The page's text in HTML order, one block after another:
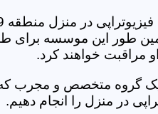
همین طور این موسسه
مراقبت خواهند کرد.
گروه متخصص و مجرب که